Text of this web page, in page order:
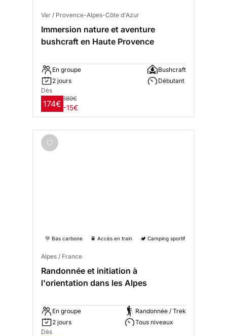
Var / Provence-Alpes-Côte d'Azur
Immersion nature et aventure
bushcraft en Haute Provence
En groupe
2 jours
Bushcraft
Débutant
Dès
174€
189€
-15€
💚 Bas carbone 🚆 Accès en train 🏕️ Camping sportif
Alpes / France
Randonnée et initiation à
l'orientation dans les Alpes
En groupe
2 jours
Randonnée / Trek
Tous niveaux
Dès